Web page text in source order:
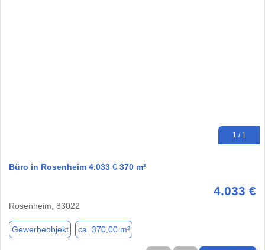
1 / 1
Büro in Rosenheim 4.033 € 370 m²
4.033 €
Rosenheim, 83022
Gewerbeobjekt ca. 370,00 m²